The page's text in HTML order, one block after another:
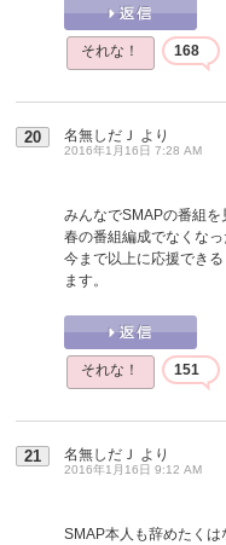
それな！ 168
20 名無しだＪ より
2016年1月16日 7:28 AM
みんなでSMAPの番組を
春の番組編成でなくなっ
今まで以上に応援でき
ます。
それな！ 151
21 名無しだＪ より
2016年1月16日 9:12 AM
SMAP本人も辞めたくは